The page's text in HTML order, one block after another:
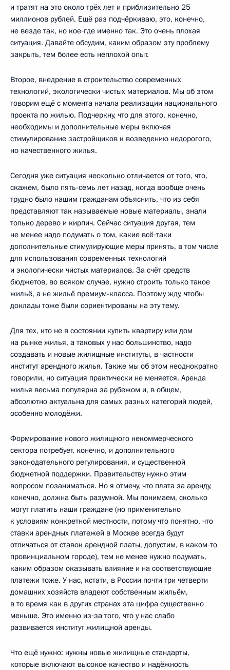
и тратят на это около трёх лет и приблизительно 25
миллионов рублей. Ещё раз подчёркиваю, это, конечно,
не везде так, но кое‑где именно так. Это очень плохая
ситуация. Давайте обсудим, каким образом эту проблему
закрыть, тем более есть неплохой опыт.
Второе, внедрение в строительство современных
технологий, экологически чистых материалов. Мы об этом
говорим ещё с момента начала реализации национального
проекта по жилью. Подчеркну, что для этого, конечно,
необходимы и дополнительные меры включая
стимулирование застройщиков к возведению недорогого,
но качественного жилья.
Сегодня уже ситуация несколько отличается от того, что,
скажем, было пять-семь лет назад, когда вообще очень
трудно было нашим гражданам объяснить, что из себя
представляют так называемые новые материалы, знали
только дерево и кирпич. Сейчас ситуация другая, тем
не менее надо подумать о том, какие всё‑таки
дополнительные стимулирующие меры принять, в том числе
для использования современных технологий
и экологически чистых материалов. За счёт средств
бюджетов, во всяком случае, нужно строить только такое
жильё, а не жильё премиум-класса. Поэтому жду, чтобы
доклады тоже были сориентированы на эту тему.
Для тех, кто не в состоянии купить квартиру или дом
на рынке жилья, а таковых у нас большинство, надо
создавать и новые жилищные институты, в частности
институт арендного жилья. Также мы об этом неоднократно
говорили, но ситуация практически не меняется. Аренда
жилья весьма популярна за рубежом и, в общем,
абсолютно актуальна для самых разных категорий людей,
особенно молодёжи.
Формирование нового жилищного некоммерческого
сектора потребует, конечно, и дополнительного
законодательного регулирования, и существенной
бюджетной поддержки. Правительству нужно этим
вопросом позаниматься. Но я отмечу, что плата за аренду,
конечно, должна быть разумной. Мы понимаем, сколько
могут платить наши граждане (но применительно
к условиям конкретной местности, потому что понятно, что
ставки арендных платежей в Москве всегда будут
отличаться от ставок арендной платы, допустим, в каком‑то
провинциальном городе), тем не менее нужно подумать,
каким образом оказывать влияние и на соответствующие
платежи тоже. У нас, кстати, в России почти три четверти
домашних хозяйств владеют собственным жильём,
в то время как в других странах эта цифра существенно
меньше. Это именно из‑за того, что у нас слабо
развивается институт жилищной аренды.
Что ещё нужно: нужны новые жилищные стандарты,
которые включают высокое качество и надёжность